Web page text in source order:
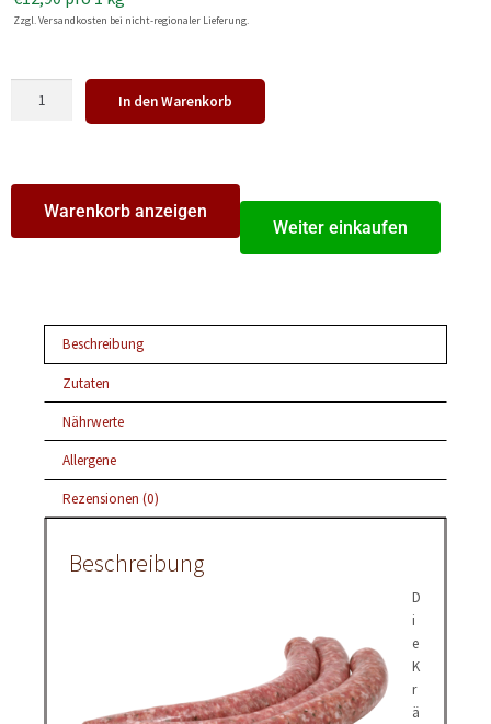
Zzgl. Versandkosten bei nicht-regionaler Lieferung.
In den Warenkorb
Warenkorb anzeigen
Weiter einkaufen
Beschreibung
Zutaten
Nährwerte
Allergene
Rezensionen (0)
Beschreibung
D
i
e
K
r
ä